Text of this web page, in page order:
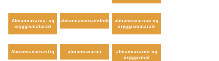
Almannavarna- og
öryggismálaráð
almannavarnanefndir
almannavarnao og
öryggismálaráð
Almannavarnastig almannavarnir
almannavarnir og
öryggismál